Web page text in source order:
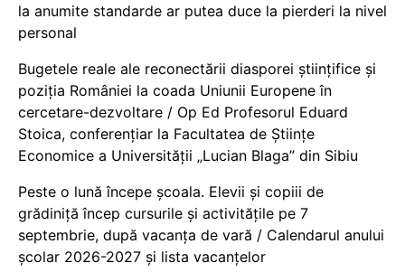
la anumite standarde ar putea duce la pierderi la nivel
personal
Bugetele reale ale reconectării diasporei științifice și
poziția României la coada Uniunii Europene în
cercetare-dezvoltare / Op Ed Profesorul Eduard
Stoica, conferențiar la Facultatea de Științe
Economice a Universității „Lucian Blaga” din Sibiu
Peste o lună începe școala. Elevii și copiii de
grădiniță încep cursurile și activitățile pe 7
septembrie, după vacanța de vară / Calendarul anului
școlar 2026-2027 și lista vacanțelor